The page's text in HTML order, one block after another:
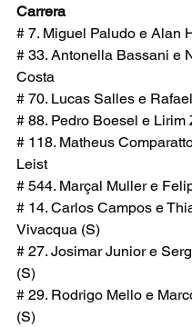
Carrera
# 7. Miguel Paludo e Alan
# 33. Antonella Bassani e
Costa
# 70. Lucas Salles e
# 88. Pedro Boesel e Lirim
# 118. Matheus
Leist
# 544. Marçal Muller e
# 14. Carlos Campos e
Vivacqua (S)
# 27. Josimar Junior e
(S)
# 29. Rodrigo Mello e
(S)